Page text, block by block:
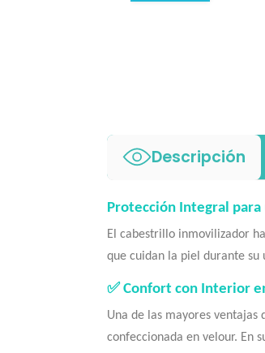
Descripción
Protección Integral
El cabestrillo inmovilizador
que cuidan la piel durante su
✅ Confort con Interior
Una de las mayores ventajas
confeccionada en velour. En